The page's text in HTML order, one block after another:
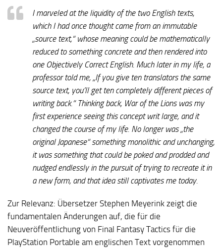
I marveled at the liquidity of the two English texts,
which I had once thought came from an immutable
„source text,“ whose meaning could be mathematically
reduced to something concrete and then rendered into
one Objectively Correct English. Much later in my life, a
professor told me, „If you give ten translators the same
source text, you’ll get ten completely different pieces of
writing back.“ Thinking back, War of the Lions was my
first experience seeing this concept writ large, and it
changed the course of my life. No longer was „the
original Japanese“ something monolithic and unchanging,
it was something that could be poked and prodded and
nudged endlessly in the pursuit of trying to recreate it in
a new form, and that idea still captivates me today.
Zur Relevanz: Übersetzer Stephen Meyerink zeigt die
fundamentalen Änderungen auf, die für die
Neuveröffentlichung von Final Fantasy Tactics für die
PlayStation Portable am englischen Text vorgenommen